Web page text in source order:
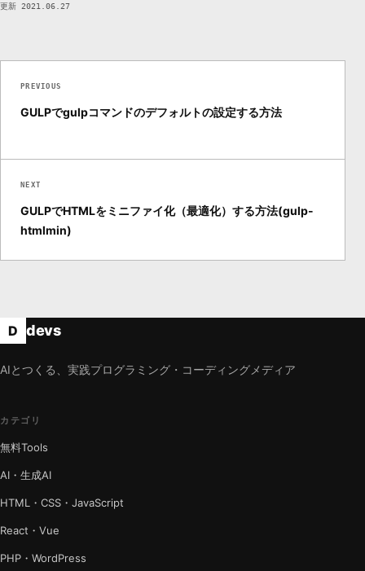
更新 2021.06.27
PREVIOUS
GULPでgulpコマンドのデフォルトの設定する方法
NEXT
GULPでHTMLをミニファイ化（最適化）する方法(gulp-
htmlmin)
D devs
AIとつくる、実践プログラミング・コーディングメディア
カテゴリ
無料Tools
AI・生成AI
HTML・CSS・JavaScript
React・Vue
PHP・WordPress